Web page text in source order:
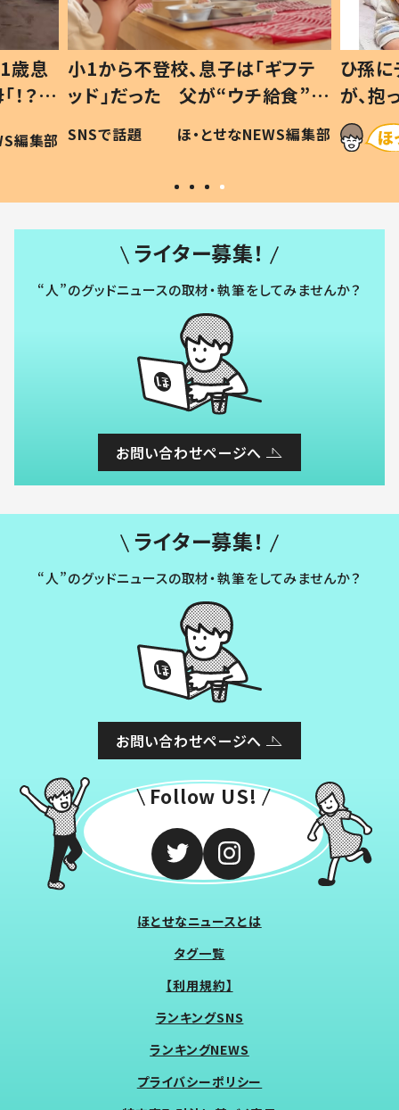
歳息
？」
編集部
小1から不登校、息子は「ギフテ
ッド」だった 父が“ウチ給食”を
作り続ける理由とは #令和の親
#令和の子
SNSで話題 ほ・とせなNEWS編集部
ひ孫
が、
「涙が
い」
ライター募集！
“人”のグッドニュースの取材・執筆をしてみませんか？
お問い合わせページへ
ライター募集！
“人”のグッドニュースの取材・執筆をしてみませんか？
お問い合わせページへ
Follow US!
ほとせなニュースとは
タグ一覧
【利用規約】
ランキングSNS
ランキングNEWS
プライバシーポリシー